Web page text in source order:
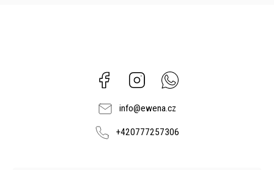
Facebook Instagram
info@ewena.cz
+420777257306